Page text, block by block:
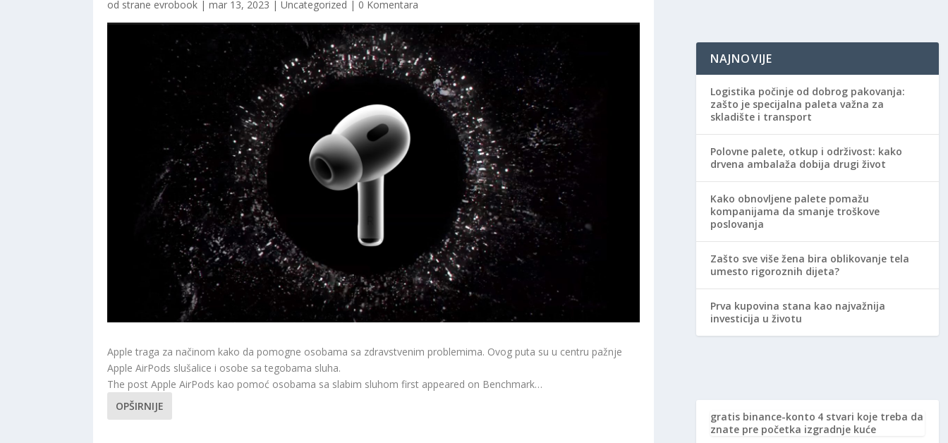
od strane evrobook | mar 13, 2023 | Uncategorized | 0 Komentara
Apple traga za načinom kako da pomogne osobama sa zdravstvenim problemima. Ovog puta su u centru pažnje
Apple AirPods slušalice i osobe sa tegobama sluha.
The post Apple AirPods kao pomoć osobama sa slabim sluhom first appeared on Benchmark…
OPŠIRNIJE
NAJNOVIJE
Logistika počinje od dobrog pakovanja:
zašto je specijalna paleta važna za
skladište i transport
Polovne palete, otkup i održivost: kako
drvena ambalaža dobija drugi život
Kako obnovljene palete pomažu
kompanijama da smanje troškove
poslovanja
Zašto sve više žena bira oblikovanje tela
umesto rigoroznih dijeta?
Prva kupovina stana kao najvažnija
investicija u životu
gratis binance-konto 4 stvari koje treba da
znate pre početka izgradnje kuće